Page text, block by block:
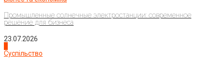
Промышленные солнечные электростанции: современное
решение для бизнеса
23.07.2026
Суспільство